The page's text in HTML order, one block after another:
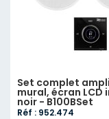
Set complet
mural, écran LCD
noir - B100BSet
Réf : 952.474